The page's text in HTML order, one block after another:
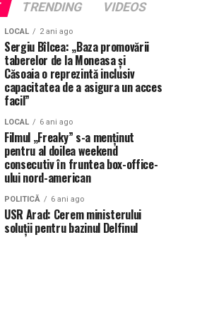
TRENDING VIDEOS
LOCAL 2 ani ago
Sergiu Bîlcea: „Baza promovării
taberelor de la Moneasa și
Căsoaia o reprezintă inclusiv
capacitatea de a asigura un acces
facil”
LOCAL 6 ani ago
Filmul „Freaky” s-a menţinut
pentru al doilea weekend
consecutiv în fruntea box-office-
ului nord-american
POLITICĂ 6 ani ago
USR Arad: Cerem ministerului
soluții pentru bazinul Delfinul